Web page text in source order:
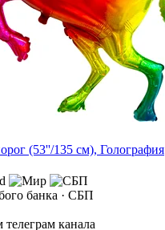
(53''/135 см), Голография
банка · СБП
канала